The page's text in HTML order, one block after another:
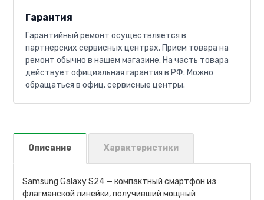
Гарантия
Гарантийный ремонт осуществляется в
партнерских сервисных центрах. Прием товара на
ремонт обычно в нашем магазине. На часть товара
действует официальная гарантия в РФ. Можно
обращаться в офиц. сервисные центры.
Описание Характеристики
Samsung Galaxy S24 — компактный смартфон из
флагманской линейки, получивший мощный